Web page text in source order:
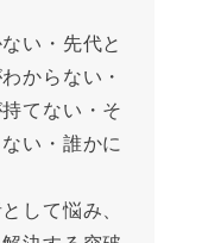
い・先代と
からない・
てない・そ
い・誰かに
して悩み、